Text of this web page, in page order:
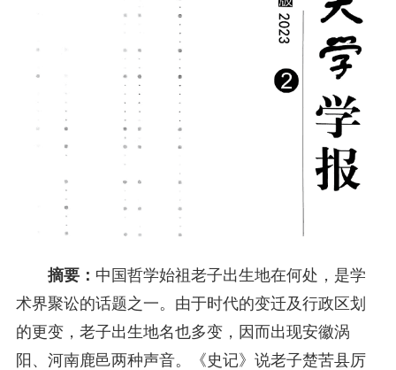
摘要： 中国哲学始祖老子出生地在何处，是学
术界聚讼的话题之一。由于时代的变迁及行政区划
的更变，老子出生地名也多变，因而出现安徽涡
阳、河南鹿邑两种声音。《史记》说老子楚苦县厉